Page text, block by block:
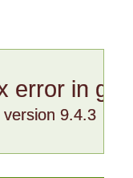
error in
9.4.3